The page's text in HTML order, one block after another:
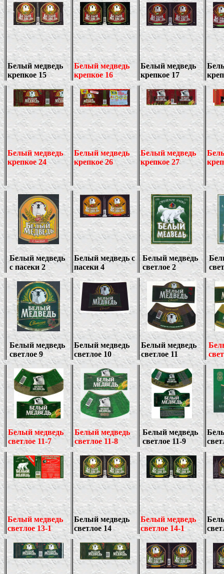
Белый медведь
крепкое 15
Белый медведь
крепкое 16
Белый медведь
крепкое 17
Белый медведь
крепкое 24
Белый медведь
крепкое 26
Белый медведь
крепкое 27
Белый медведь
с пасеки 2
Белый медведь с
пасеки 4
Белый медведь
светлое 2
Белый медведь
светлое 9
Белый медведь
светлое 10
Белый медведь
светлое 11
Белый медведь
светлое 11-7
Белый медведь
светлое 11-8
Белый медведь
светлое 11-9
Белый медведь
светлое 13-1
Белый медведь
светлое 14
Белый медведь
светлое 14-1